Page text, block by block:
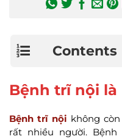
Contents
Bệnh trĩ nội là
Bệnh trĩ nội không
rất nhiều người.